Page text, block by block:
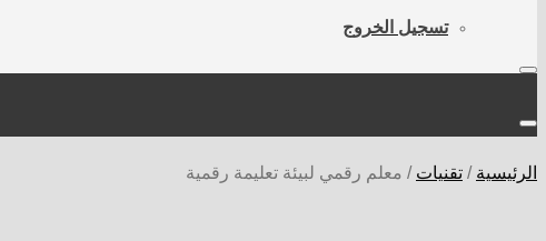
تسجيل الخروج
الرئيسية / تقنيات / معلم رقمي لبيئة تعليمة رقمية